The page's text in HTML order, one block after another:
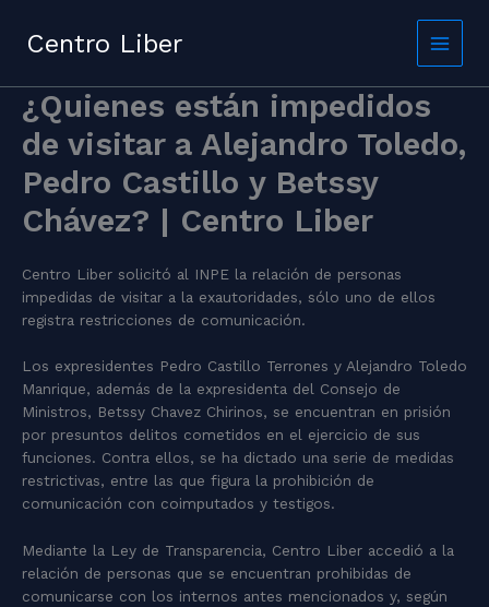
contentCentro Liber
¿Quienes están impedidos
de visitar a Alejandro Toledo,
Pedro Castillo y Betssy
Chávez? | Centro Liber
Centro Liber solicitó al INPE la relación de personas
impedidas de visitar a la exautoridades, sólo uno de ellos
registra restricciones de comunicación.
Los expresidentes Pedro Castillo Terrones y Alejandro Toledo
Manrique, además de la expresidenta del Consejo de
Ministros, Betssy Chavez Chirinos, se encuentran en prisión
por presuntos delitos cometidos en el ejercicio de sus
funciones. Contra ellos, se ha dictado una serie de medidas
restrictivas, entre las que figura la prohibición de
comunicación con coimputados y testigos.
Mediante la Ley de Transparencia, Centro Liber accedió a la
relación de personas que se encuentran prohibidas de
comunicarse con los internos antes mencionados y, según